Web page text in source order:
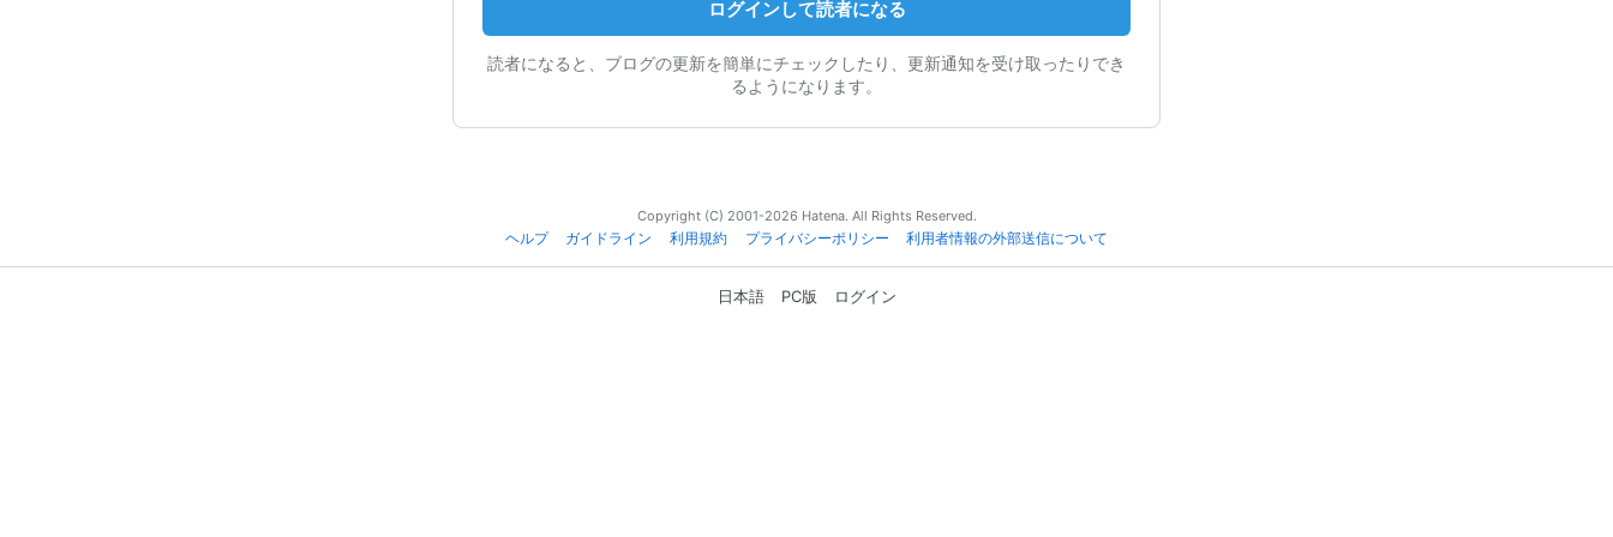
ログインして読者になる
読者になると、ブログの更新を簡単にチェックしたり、更新通知を受け取ったりでき
るようになります。
Copyright (C) 2001-2026 Hatena. All Rights Reserved.
ヘルプ
ガイドライン 利用規約 プライバシーポリシー 利用者情報の外部送信について
日本語 PC版 ログイン